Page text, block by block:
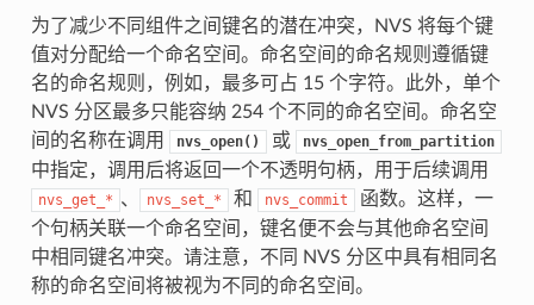
为了减少不同组件之间键名的潜在冲突，NVS 将每个键
值对分配给一个命名空间。命名空间的命名规则遵循键
名的命名规则，例如，最多可占 15 个字符。此外，单个
NVS 分区最多只能容纳 254 个不同的命名空间。命名空
间的名称在调用
nvs_open() 或 nvs_open_from_partition
中指定，调用后将返回一个不透明句柄，用于后续调用
nvs_get_* 、 nvs_set_* 和 nvs_commit
函数。这样，一
个句柄关联一个命名空间，键名便不会与其他命名空间
中相同键名冲突。请注意，不同 NVS 分区中具有相同名
称的命名空间将被视为不同的命名空间。